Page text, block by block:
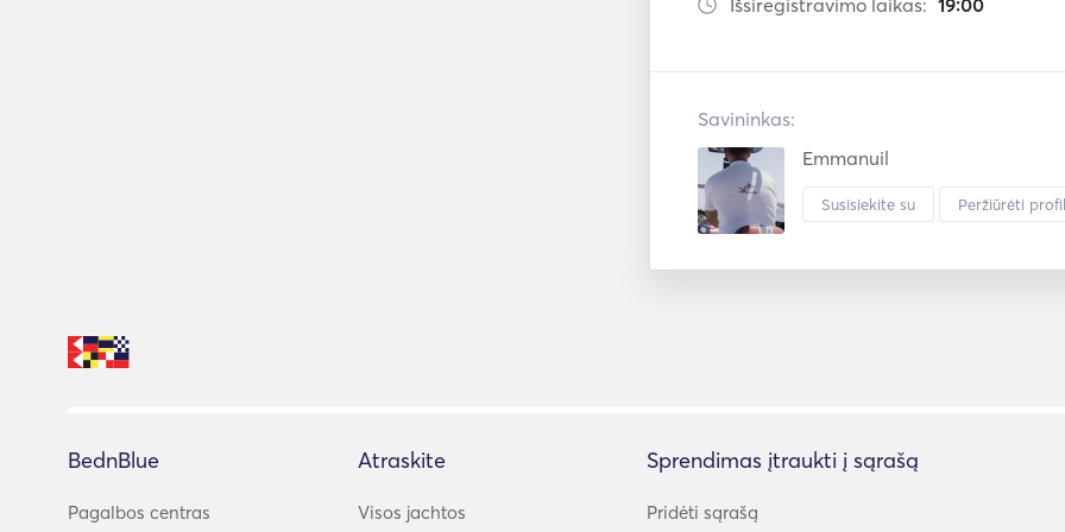
Išsiregistravimo laikas: 19:00
Savininkas:
Emmanuil
Susisiekite su Peržiūrėti
BednBlue
Pagalbos centras
Atraskite
Visos jachtos
Sprendimas įtraukti į sąrašą
Pridėti sąrašą